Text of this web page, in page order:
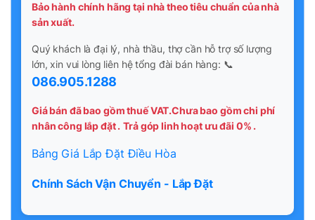
Bảo hành chính hãng tại nhà theo tiêu chuẩn của nhà
sản xuất.
Quý khách là đại lý, nhà thầu, thợ cần hỗ trợ số lượng
lớn, xin vui lòng liên hệ tổng đài bán hàng: 📞
086.905.1288
Giá bán đã bao gồm thuế VAT.Chưa bao gồm chi phí
nhân công lắp đặt . Trả góp linh hoạt ưu đãi 0% .
Bảng Giá Lắp Đặt Điều Hòa
Chính Sách Vận Chuyển - Lắp Đặt